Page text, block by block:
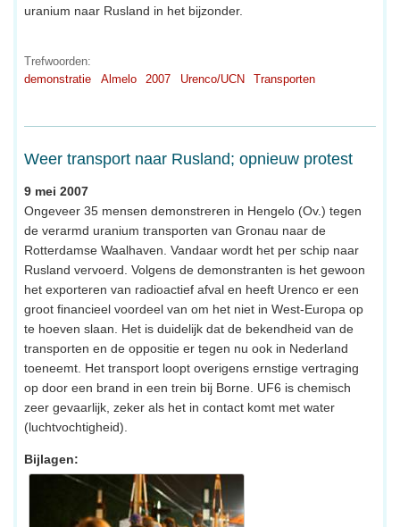
uranium naar Rusland in het bijzonder.
Trefwoorden:
demonstratie
Almelo 2007 Urenco/UCN Transporten
Weer transport naar Rusland; opnieuw protest
9 mei 2007
Ongeveer 35 mensen demonstreren in Hengelo (Ov.) tegen
de verarmd uranium transporten van Gronau naar de
Rotterdamse Waalhaven. Vandaar wordt het per schip naar
Rusland vervoerd. Volgens de demonstranten is het gewoon
het exporteren van radioactief afval en heeft Urenco er een
groot financieel voordeel van om het niet in West-Europa op
te hoeven slaan. Het is duidelijk dat de bekendheid van de
transporten en de oppositie er tegen nu ook in Nederland
toeneemt. Het transport loopt overigens ernstige vertraging
op door een brand in een trein bij Borne. UF6 is chemisch
zeer gevaarlijk, zeker als het in contact komt met water
(luchtvochtigheid).
Bijlagen: